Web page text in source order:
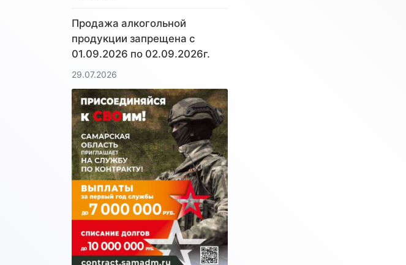
Продажа алкогольной
продукции запрещена с
01.09.2026 по 02.09.2026г.
29.07.2026